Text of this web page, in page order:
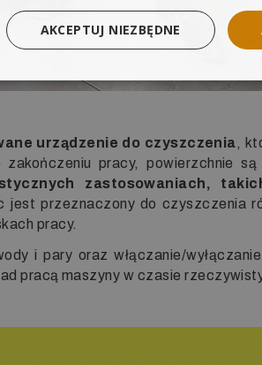
urządzenie do czyszczenia,
pracy, powierzchnie
zastosowaniach,
jest przeznaczony do czyszczenia
pracy.
i pary oraz włączanie/
pracą maszyny w czasie
AKCEPTUJ NIEZBĘDNE